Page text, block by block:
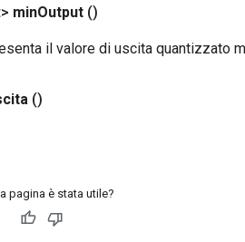
minOutput ()
il valore di uscita quantizzato
()
pagina è stata utile?